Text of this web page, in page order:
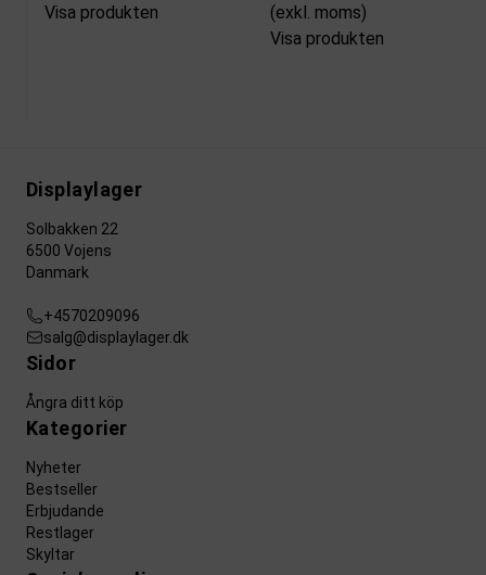
Visa produkten
(exkl. moms)
Visa produkten
Displaylager
Solbakken 22
6500 Vojens
Danmark
+4570209096
salg@displaylager.dk
Sidor
Ångra ditt köp
Kategorier
Nyheter
Bestseller
Erbjudande
Restlager
Skyltar